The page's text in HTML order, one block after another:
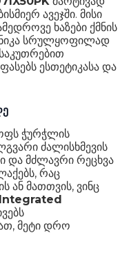
ავეჯში. მისი
ხაზები ქმნის
სრულყოფილად
ესთეტიკასა და
ჭურჭლის
ძალისხმევის
და მძლავრი რეცხვა
რაც
ან მათთვის, ვინც
Integrated
მეტი დრო